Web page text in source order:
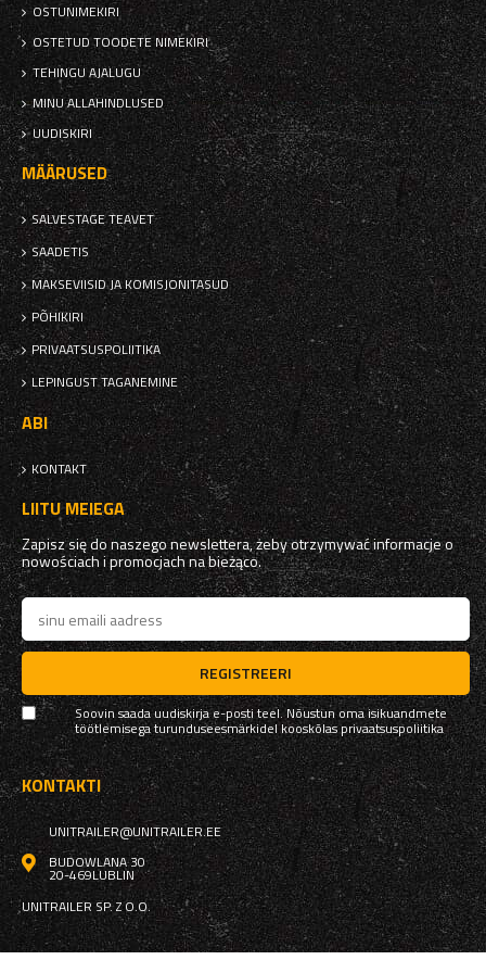
OSTUNIMEKIRI
OSTETUD TOODETE NIMEKIRI
TEHINGU AJALUGU
MINU ALLAHINDLUSED
UUDISKIRI
MÄÄRUSED
SALVESTAGE TEAVET
SAADETIS
MAKSEVIISID JA KOMISJONITASUD
PÕHIKIRI
PRIVAATSUSPOLIITIKA
LEPINGUST TAGANEMINE
ABI
KONTAKT
LIITU MEIEGA
Zapisz się do naszego newslettera, żeby otrzymywać informacje o
nowościach i promocjach na bieżąco.
REGISTREERI
Soovin saada uudiskirja e-posti teel. Nõustun oma isikuandmete
töötlemisega turunduseesmärkidel kooskõlasprivaatsuspoliitika
KONTAKTI
UNITRAILER@UNITRAILER.EE
BUDOWLANA 30
20-469LUBLIN
UNITRAILER SP. Z O.O.